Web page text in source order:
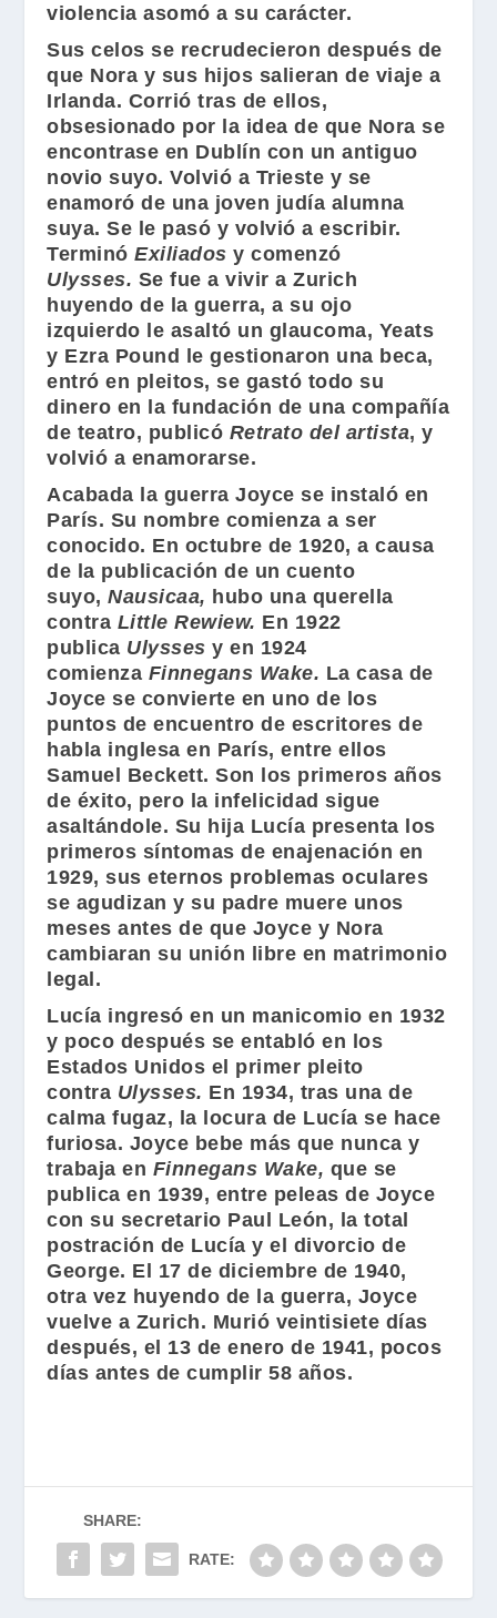
violencia asomó a su carácter.
Sus celos se recrudecieron después de
que Nora y sus hijos salieran de viaje a
Irlanda. Corrió tras de ellos,
obsesionado por la idea de que Nora se
encontrase en Dublín con un antiguo
novio suyo. Volvió a Trieste y se
enamoró de una joven judía alumna
suya. Se le pasó y volvió a escribir.
TerminóExiliados y comenzó
Ulysses. Se fue a vivir a Zurich
huyendo de la guerra, a su ojo
izquierdo le asaltó un glaucoma, Yeats
y Ezra Pound le gestionaron una beca,
entró en pleitos, se gastó todo su
dinero en la fundación de una compañía
de teatro, publicó Retrato del artista, y
volvió a enamorarse.
Acabada la guerra Joyce se instaló en
París. Su nombre comienza a ser
conocido. En octubre de 1920, a causa
de la publicación de un cuento
suyo,Nausicaa, hubo una querella
contra Little Rewiew. En 1922
publica Ulysses y en 1924
comienza Finnegans Wake. La casa de
Joyce se convierte en uno de los
puntos de encuentro de escritores de
habla inglesa en París, entre ellos
Samuel Beckett. Son los primeros años
de éxito, pero la infelicidad sigue
asaltándole. Su hija Lucía presenta los
primeros síntomas de enajenación en
1929, sus eternos problemas oculares
se agudizan y su padre muere unos
meses antes de que Joyce y Nora
cambiaran su unión libre en matrimonio
legal.
Lucía ingresó en un manicomio en 1932
y poco después se entabló en los
Estados Unidos el primer pleito
contra Ulysses. En 1934, tras una de
calma fugaz, la locura de Lucía se hace
furiosa. Joyce bebe más que nunca y
trabaja en Finnegans Wake, que se
publica en 1939, entre peleas de Joyce
con su secretario Paul León, la total
postración de Lucía y el divorcio de
George. El 17 de diciembre de 1940,
otra vez huyendo de la guerra, Joyce
vuelve a Zurich. Murió veintisiete días
después, el 13 de enero de 1941, pocos
días antes de cumplir 58 años.
SHARE:
RATE: